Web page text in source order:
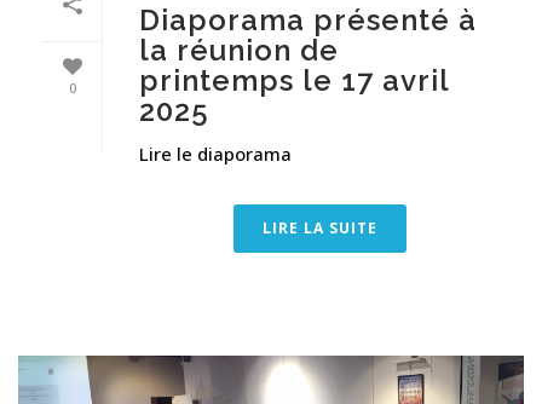
0
Diaporama présenté à
la réunion de
printemps le 17 avril
2025
Lire le diaporama
LIRE LA SUITE